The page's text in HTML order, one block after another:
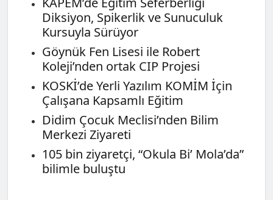
Diksiyon, Spikerlik ve Sunuculuk
Kursuyla Sürüyor
Göynük Fen Lisesi ile Robert
Koleji’nden ortak CIP Projesi
KOSKİ’de Yerli Yazılım KOMİM İçin
Çalışana Kapsamlı Eğitim
Didim Çocuk Meclisi’nden Bilim
Merkezi Ziyareti
105 bin ziyaretçi, “Okula Bi’ Mola’da”
bilimle buluştu